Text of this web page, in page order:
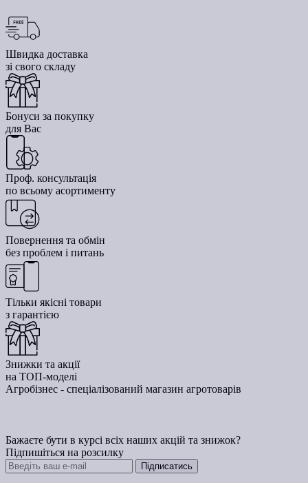
Швидка доставка
зі свого складу
Бонуси за покупку
для Вас
Проф. консультація
по всьому асортименту
Повернення та обмін
без проблем і питань
Тільки якісні товари
з гарантією
Знижки та акції
на ТОП-моделі
Агробізнес - спеціалізований магазин агротоварів
Бажаєте бути в курсі всіх наших акцій та знижок?
Підпишіться на розсилку
Підписатись